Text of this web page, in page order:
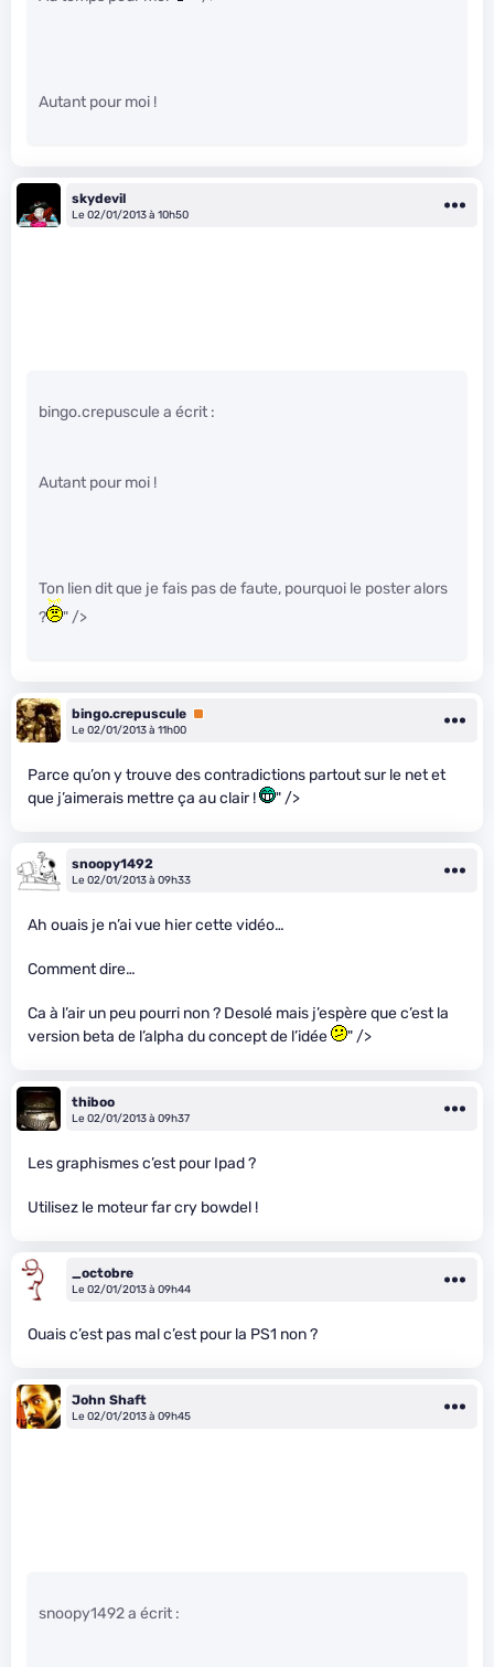
Autant pour moi !
skydevil
Le 02/01/2013 à 10h50
bingo.crepuscule a écrit :
Autant pour moi !
Ton lien dit que je fais pas de faute, pourquoi le poster alors
?
" />
bingo.crepuscule Premium
Le 02/01/2013 à 11h00
Parce qu’on y trouve des contradictions partout sur le net et
que j’aimerais mettre ça au clair !
" />
snoopy1492
Le 02/01/2013 à 09h33
Ah ouais je n’ai vue hier cette vidéo…
Comment dire…
Ca à l’air un peu pourri non ? Desolé mais j’espère que c’est la
version beta de l’alpha du concept de l’idée
" />
thiboo
Le 02/01/2013 à 09h37
Les graphismes c’est pour Ipad ?
Utilisez le moteur far cry bowdel !
_octobre
Le 02/01/2013 à 09h44
Ouais c’est pas mal c’est pour la PS1 non ?
John Shaft
Le 02/01/2013 à 09h45
snoopy1492 a écrit :